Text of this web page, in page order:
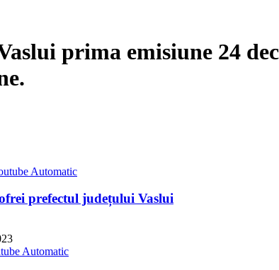
prima emisiune 24
prefectul județului Vaslui